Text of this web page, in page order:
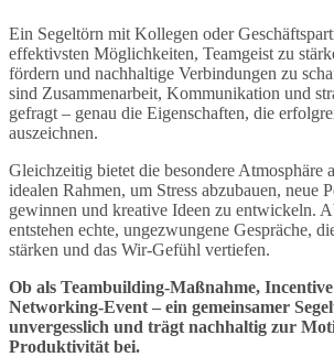
Ein Segeltörn mit Kollegen oder
effektivsten Möglichkeiten, Teamgeist zu
fördern und nachhaltige Verbindungen zu
sind Zusammenarbeit, Kommunikation und
gefragt – genau die Eigenschaften, die
auszeichnen.
Gleichzeitig bietet die besondere Atmosphäre
idealen Rahmen, um Stress abzubauen, neue
gewinnen und kreative Ideen zu entwickeln.
entstehen echte, ungezwungene Gespräche,
stärken und das Wir-Gefühl vertiefen.
Ob als Teambuilding-Maßnahme,
Networking-Event – ein gemeinsamer
unvergesslich und trägt nachhaltig zur
Produktivität bei.